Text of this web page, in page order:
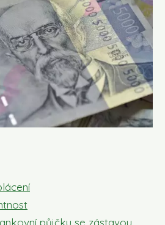
půjčku se zástavou